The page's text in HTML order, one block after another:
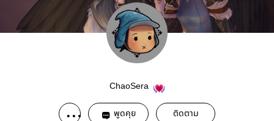
ChaoSera
พูดคุย ติดตาม